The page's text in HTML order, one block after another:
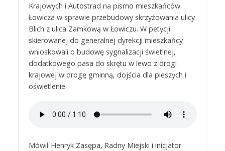
Krajowych i Autostrad na pismo mieszkańców
Łowicza w sprawie przebudowy skrzyżowania ulicy
Blich z ulica Zamkową w Łowiczu. W petycji
skierowanej do generalnej dyrekcji mieszkańcy
wnioskowali o budowę sygnalizacji świetlnej,
dodatkowego pasa do skrętu w lewo z drogi
krajowej w drogę gminną, dojścia dla pieszych i
oświetlenie.
Mówił Henryk Zasępa, Radny Miejski i inicjator